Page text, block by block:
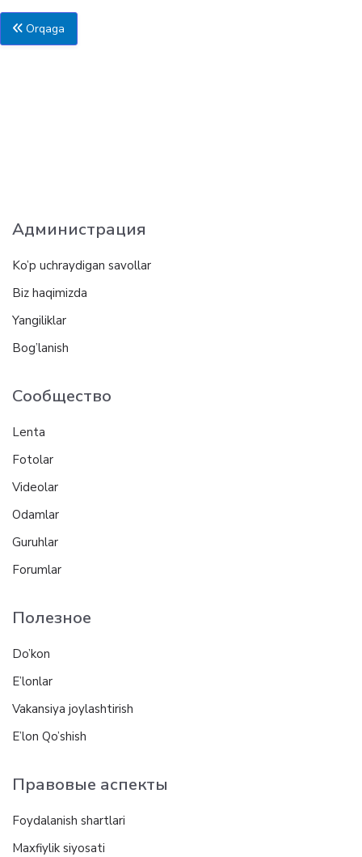
Orqaga
Администрация
Ko’p uchraydigan savollar
Biz haqimizda
Yangiliklar
Bog’lanish
Сообщество
Lenta
Fotolar
Videolar
Odamlar
Guruhlar
Forumlar
Полезное
Do’kon
E’lonlar
Vakansiya joylashtirish
E’lon Qo’shish
Правовые аспекты
Foydalanish shartlari
Maxfiylik siyosati